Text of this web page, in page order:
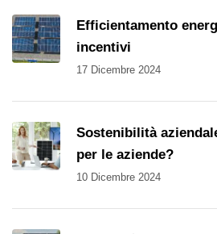
Efficientamento
incentivi
17 Dicembre 2024
Sostenibilità
per le aziende?
10 Dicembre 2024